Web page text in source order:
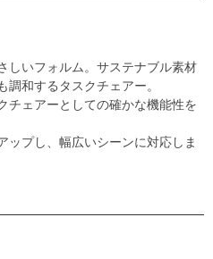
しいフォルム。サステナブル素材
和するタスクチェアー。
チェアーとしての確かな機能性を
ップし、幅広いシーンに対応しま